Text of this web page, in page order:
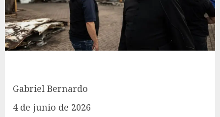
Gabriel Bernardo
4 de junio de 2026